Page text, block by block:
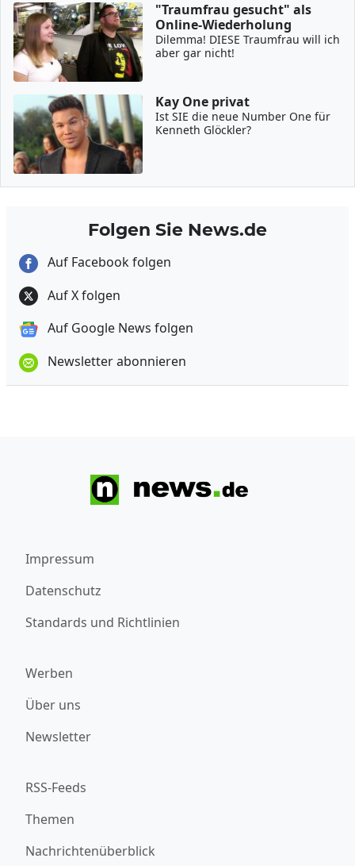
"Traumfrau gesucht" als
Online-Wiederholung
Dilemma! DIESE Traumfrau will ich
aber gar nicht!
Kay One privat
Ist SIE die neue Number One für
Kenneth Glöckler?
Folgen Sie News.de
Auf Facebook folgen
Auf X folgen
Auf Google News folgen
Newsletter abonnieren
Impressum
Datenschutz
Standards und Richtlinien
Werben
Über uns
Newsletter
RSS-Feeds
Themen
Nachrichtenüberblick